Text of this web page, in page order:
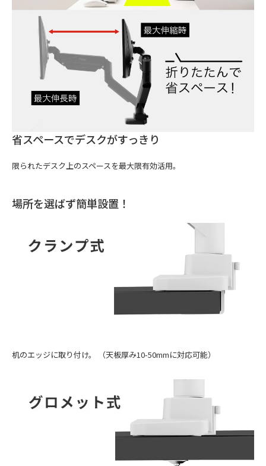
省スペースでデスクがすっきり
限られたデスク上のスペースを最大限有効活用。
場所を選ばず簡単設置！
机のエッジに取り付け。 （天板厚み10-50mmに対応可能）